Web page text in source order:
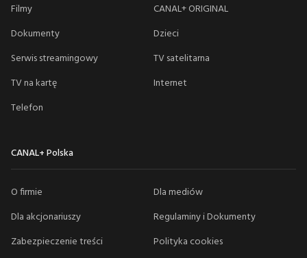
Filmy
CANAL+ ORIGINAL
Dokumenty
Dzieci
Serwis streamingowy
TV satelitarna
TV na kartę
Internet
Telefon
CANAL+ Polska
O firmie
Dla mediów
Dla akcjonariuszy
Regulaminy i Dokumenty
Zabezpieczenie treści
Polityka cookies